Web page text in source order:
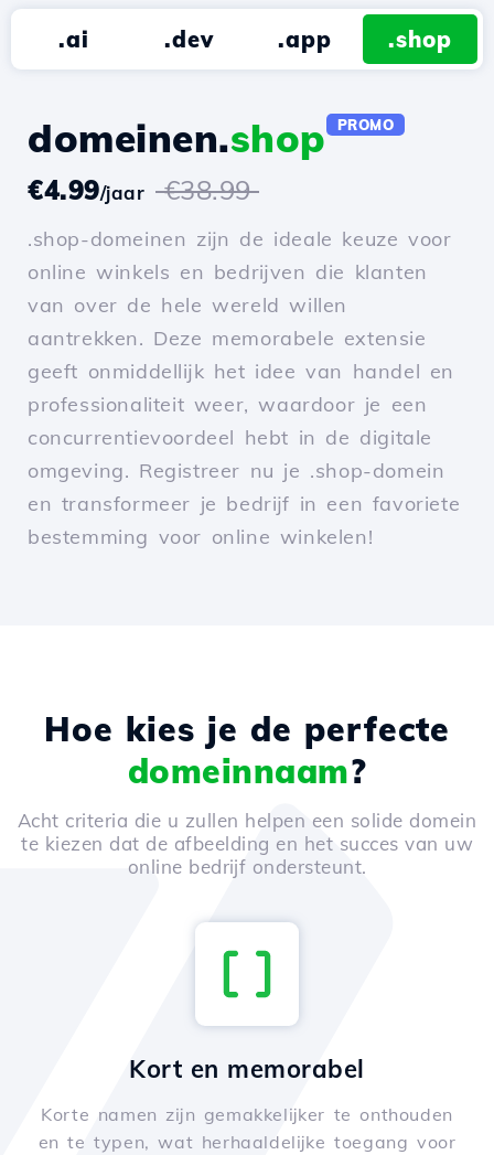
.ai .dev .app .shop
domeinen.shop PROMO
€4.99/jaar €38.99
.shop-domeinen zijn de ideale keuze voor
online winkels en bedrijven die klanten
van over de hele wereld willen
aantrekken. Deze memorabele extensie
geeft onmiddellijk het idee van handel en
professionaliteit weer, waardoor je een
concurrentievoordeel hebt in de digitale
omgeving. Registreer nu je .shop-domein
en transformeer je bedrijf in een favoriete
bestemming voor online winkelen!
Hoe kies je de perfecte
domeinnaam?
Acht criteria die u zullen helpen een solide domein
te kiezen dat de afbeelding en het succes van uw
online bedrijf ondersteunt.
Kort en memorabel
Korte namen zijn gemakkelijker te onthouden
en te typen, wat herhaaldelijke toegang voor